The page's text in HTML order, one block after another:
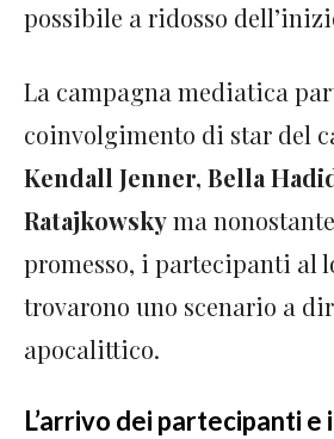
possibile a ridosso
La campagna mediatica
coinvolgimento di star del
Kendall Jenner, Bella
Ratajkowskyma
promesso, i partecipanti al
trovarono uno scenario a
apocalittico.
L’arrivo dei partecipanti e